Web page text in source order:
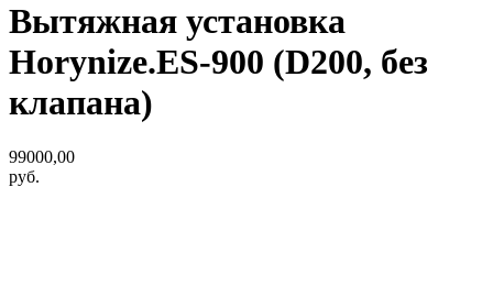
Вытяжная установка
Horynize.ES-900 (D200, без
клапана)
99000,00
руб.